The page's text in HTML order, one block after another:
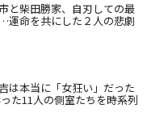
と柴田勝家、自刃しての最
運命を共にした２人の悲劇
は本当に「女狂い」だった
た11人の側室たちを時系列